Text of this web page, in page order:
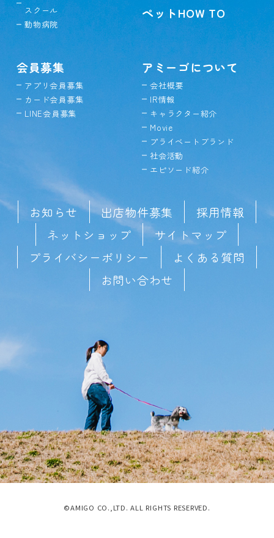
スクール
動物病院
ペットHOW TO
会員募集
アプリ会員募集
カード会員募集
LINE会員募集
アミーゴについて
会社概要
IR情報
キャラクター紹介
Movie
プライベートブランド
社会活動
エピソード紹介
お知らせ 出店物件募集
採用情報
ネットショップ
サイトマップ
プライバシーポリシー
よくある質問
お問い合わせ
©AMIGO CO.,LTD. ALL RIGHTS RESERVED.